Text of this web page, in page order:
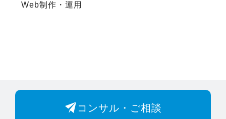
Web制作・運用
コンサル・ご相談